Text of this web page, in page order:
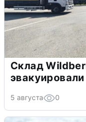
Склад
5 августа 0